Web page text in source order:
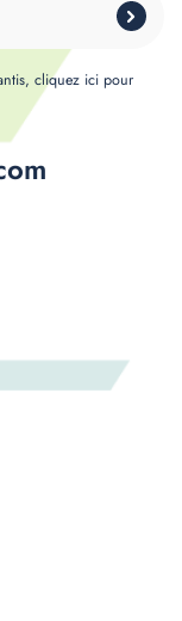
cliquez ici pour